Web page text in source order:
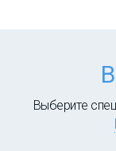
Выберите